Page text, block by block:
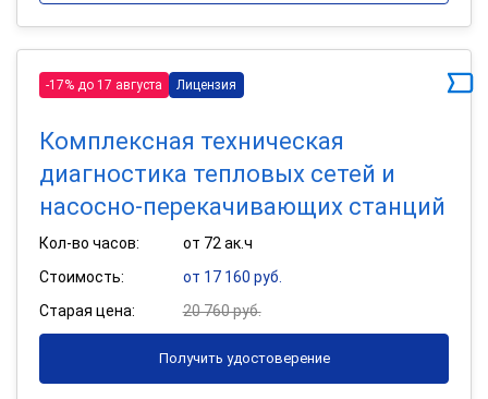
-17% до 17 августа Лицензия
Комплексная техническая
диагностика тепловых сетей и
насосно-перекачивающих станций
Кол-во часов:
от 72 ак.ч
Стоимость:
от 17 160 руб.
Старая цена:
20 760 руб.
Получить удостоверение